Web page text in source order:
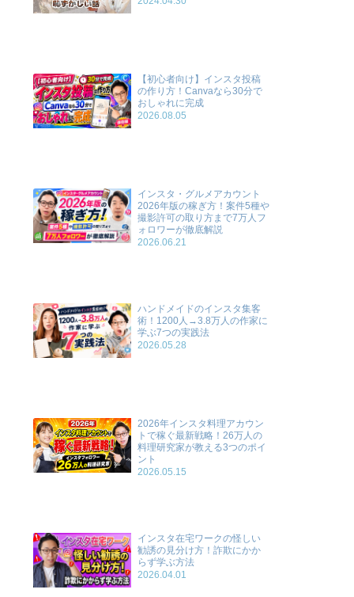
【初心者向け】インスタ投稿
の作り方！Canvaなら30分で
おしゃれに完成
2026.08.05
インスタ・グルメアカウント
2026年版の稼ぎ方！案件5種や
撮影許可の取り方まで7万人フ
ォロワーが徹底解説
2026.06.21
ハンドメイドのインスタ集客
術！1200人→3.8万人の作家に
学ぶ7つの実践法
2026.05.28
2026年インスタ料理アカウン
トで稼ぐ最新戦略！26万人の
料理研究家が教える3つのポイ
ント
2026.05.15
インスタ在宅ワークの怪しい
勧誘の見分け方！詐欺にかか
らず学ぶ方法
2026.04.01